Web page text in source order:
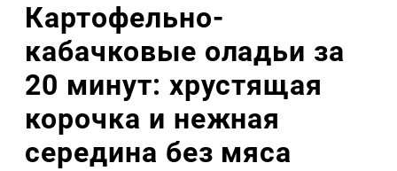
Картофельно-
кабачковые оладьи за
20 минут: хрустящая
корочка и нежная
середина без мяса